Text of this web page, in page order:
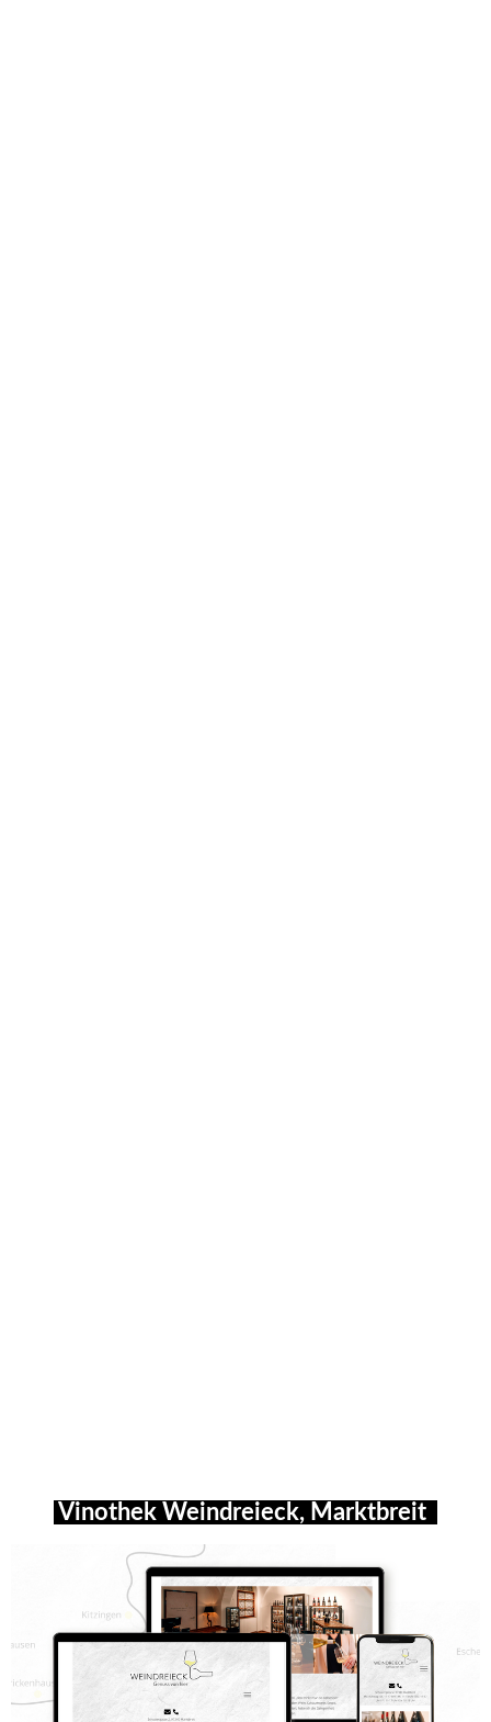
Vinothek Weindreieck, Marktbreit